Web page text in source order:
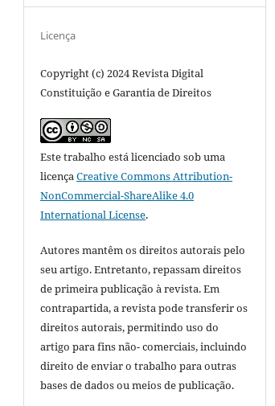
Licença
Copyright (c) 2024 Revista Digital
Constituição e Garantia de Direitos
Este trabalho está licenciado sob uma
licençaCreative Commons Attribution-
NonCommercial-ShareAlike 4.0
International License.
Autores mantêm os direitos autorais pelo
seu artigo. Entretanto, repassam direitos
de primeira publicação à revista. Em
contrapartida, a revista pode transferir os
direitos autorais, permitindo uso do
artigo para fins não- comerciais, incluindo
direito de enviar o trabalho para outras
bases de dados ou meios de publicação.